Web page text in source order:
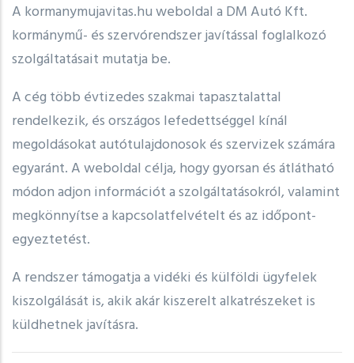
A kormanymujavitas.huweboldal a DM Autó Kft.
kormánymű- és szervórendszer javítással foglalkozó
szolgáltatásait mutatja be.
A cég több évtizedes szakmai tapasztalattal
rendelkezik, és országos lefedettséggel kínál
megoldásokat autótulajdonosok és szervizek számára
egyaránt. A weboldal célja, hogy gyorsan és átlátható
módon adjon információt a szolgáltatásokról, valamint
megkönnyítse a kapcsolatfelvételt és az időpont-
egyeztetést.
A rendszer támogatja a vidéki és külföldi ügyfelek
kiszolgálását is, akik akár kiszerelt alkatrészeket is
küldhetnek javításra.